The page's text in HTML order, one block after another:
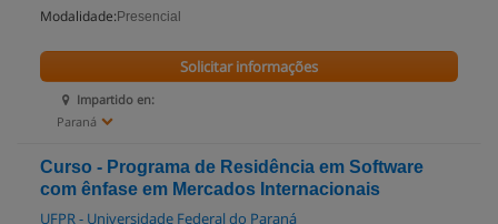
Modalidade: Presencial
Impartido en:
Paraná
Solicitar informações
Curso - Programa de Residência em Software
com ênfase em Mercados Internacionais
UFPR - Universidade Federal do Paraná